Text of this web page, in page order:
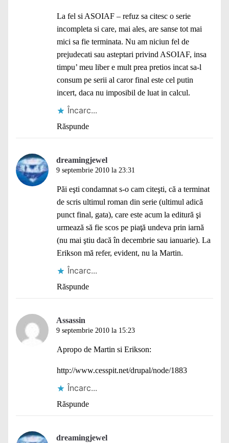
La fel si ASOIAF – refuz sa citesc o serie
incompleta si care, mai ales, are sanse tot mai
mici sa fie terminata. Nu am niciun fel de
prejudecati sau asteptari privind ASOIAF, insa
timpu’ meu liber e mult prea pretios incat sa-l
consum pe serii al caror final este cel putin
incert, daca nu imposibil de luat in calcul.
Încarc...
Răspunde
dreamingjewel
9 septembrie 2010 la 23:31
Păi eşti condamnat s-o cam citeşti, că a terminat
de scris ultimul roman din serie (ultimul adică
punct final, gata), care este acum la editură şi
urmează să fie scos pe piaţă undeva prin iarnă
(nu mai ştiu dacă în decembrie sau ianuarie). La
Erikson mă refer, evident, nu la Martin.
Încarc...
Răspunde
Assassin
9 septembrie 2010 la 15:23
Apropo de Martin si Erikson:
http://www.cesspit.net/drupal/node/1883
Încarc...
Răspunde
dreamingjewel